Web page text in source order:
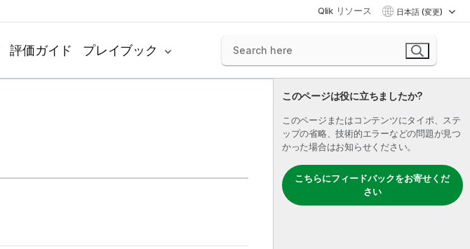
Qlik リソース 日本語 (変更)
評価ガイド プレイブック
このページは役に立ちましたか?
このページまたはコンテンツにタイポ、ステ
ップの省略、技術的エラーなどの問題が見つ
かった場合はお知らせください。
こちらにフィードバックをお寄せくだ
さい